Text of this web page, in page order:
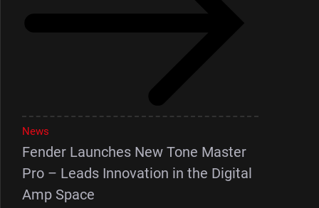
News
Fender Launches New Tone Master
Pro – Leads Innovation in the Digital
Amp Space